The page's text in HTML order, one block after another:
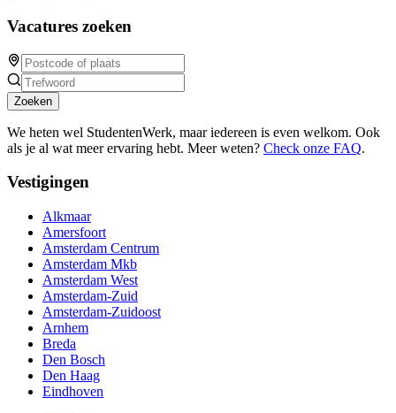
Vacatures zoeken
Zoeken
We heten wel StudentenWerk, maar iedereen is even welkom. Ook
als je al wat meer ervaring hebt. Meer weten? Check onze FAQ.
Vestigingen
Alkmaar
Amersfoort
Amsterdam Centrum
Amsterdam Mkb
Amsterdam West
Amsterdam-Zuid
Amsterdam-Zuidoost
Arnhem
Breda
Den Bosch
Den Haag
Eindhoven